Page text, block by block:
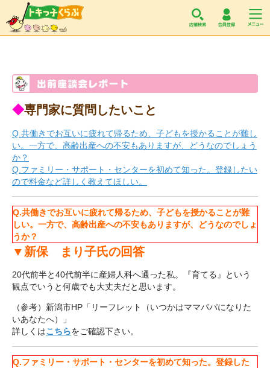
◆専門家に質問したいこと
Q.共働きでお互いに疲れて帰るため、子どもを授かることが難し
い。一方で、高齢出産への不安もありますが、どうなのでしょう
か？
Q.ファミリー・サポート・センターを初めて知った。登録したい
ので料金など詳しく教えてほしい。
Q.共働きでお互いに疲れて帰るため、子どもを授かることが難
しい。一方で、高齢出産への不安もありますが、どうなのでしょ
うか？
▼新保 まり子氏の回答
20代前半と40代前半に産婦人科へ通った私。『育てる』という
観点でいうと何歳でも大丈夫だと思います。
（参考）新潟市HP「リーフレット（いつかはママパパになりた
いあなたへ）」
詳しくはこちらをご確認下さい。
Q.ファミリー・サポート・センターを初めて知った。登録した